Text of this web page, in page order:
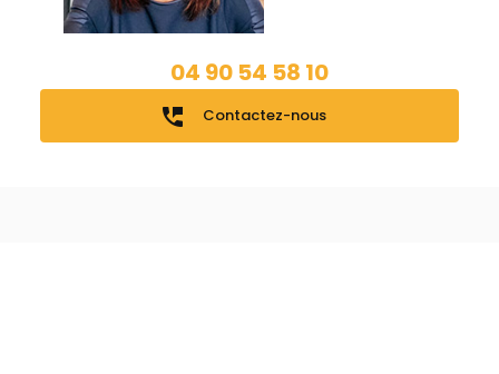
04 90 54 58 10
perm_phone_msg Contactez-nous